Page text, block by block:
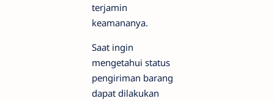
terjamin
keamananya.
Saat ingin
mengetahui status
pengiriman barang
dapat dilakukan